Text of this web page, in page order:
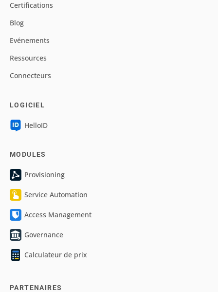
Certifications
Blog
Evénements
Ressources
Connecteurs
LOGICIEL
HelloID
MODULES
Provisioning
Service Automation
Access Management
Governance
Calculateur de prix
PARTENAIRES